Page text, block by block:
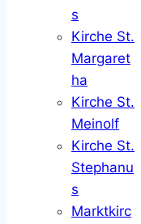
s
Kirche St.
Margaret
ha
Kirche St.
Meinolf
Kirche St.
Stephanu
s
Marktkirc